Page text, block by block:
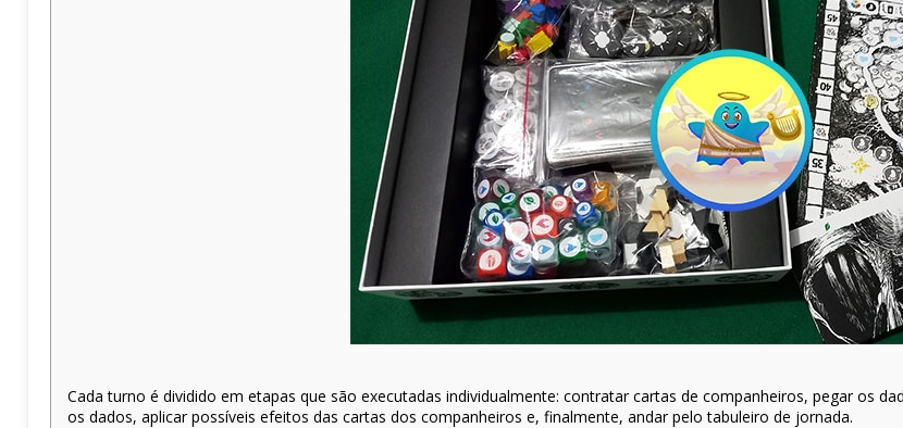
Cada turno é dividido em etapas que são executadas individualmente: contratar cartas de companheiros, pegar os
os dados, aplicar possíveis efeitos das cartas dos companheiros e, finalmente, andar pelo tabuleiro de jornada.